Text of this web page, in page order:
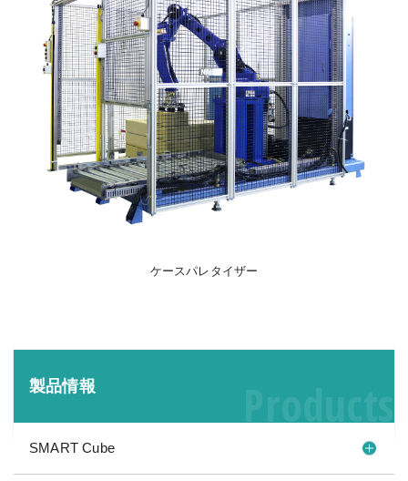
ケースパレタイザー
製品情報
SMART Cube